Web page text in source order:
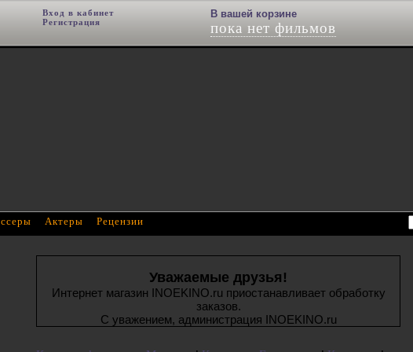
Уважаемые друзья!
Интернет магазин INOEKINO.ru приостанавливает обработку
заказов.
С уважением, администрация INOEKINO.ru
Актеры Рецензии
Фильм добавлен в корзину
Вход в кабинет
Регистрация
В вашей корзине
пока нет фильмов